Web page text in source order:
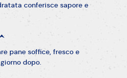
conferisce sapore e
pane soffice, fresco e
dopo.